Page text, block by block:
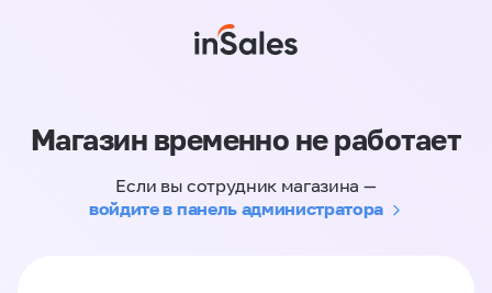
Магазин временно не работает
Если вы сотрудник магазина —
войдите в панель администратора